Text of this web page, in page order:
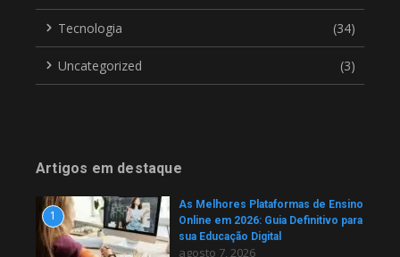
Tecnologia (34)
Uncategorized (3)
Artigos em destaque
1
As Melhores Plataformas de Ensino
Online em 2026: Guia Definitivo para
sua Educação Digital
agosto 7, 2026